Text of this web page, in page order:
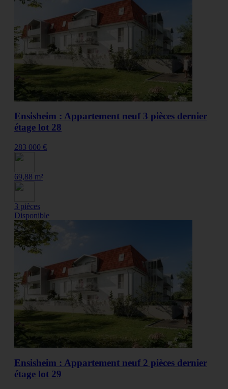
Ensisheim : Appartement neuf 3 pièces dernier
étage lot 28
283 000 €
69,88 m²
3 pièces
Disponible
Ensisheim : Appartement neuf 2 pièces dernier
étage lot 29